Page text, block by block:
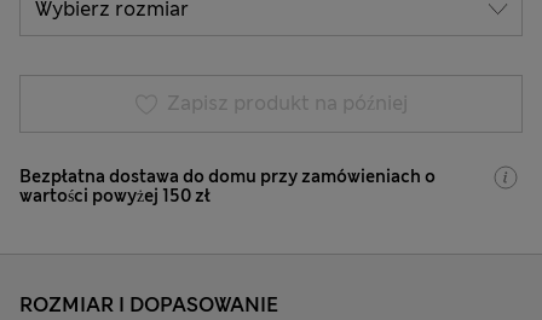
Zapisz produkt na później
Bezpłatna dostawa do domu przy zamówieniach o
wartości powyżej 150 zł
ROZMIAR I DOPASOWANIE